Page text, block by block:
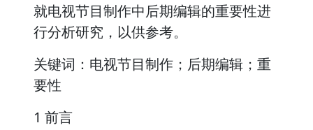
就电视节目制作中后期编辑的重要性进
行分析研究，以供参考。
关键词：电视节目制作；后期编辑；重
要性
1 前言